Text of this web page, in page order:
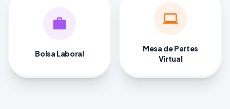
work
Bolsa Laboral
computer
Mesa de Partes
Virtual